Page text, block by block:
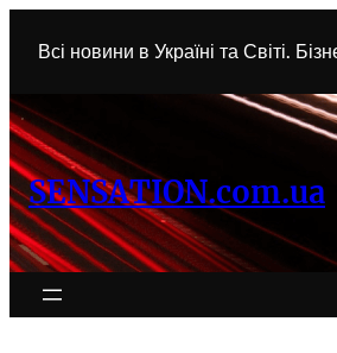
содержимому
Всі новини в Україні та Світі.
SENSATION.com.ua